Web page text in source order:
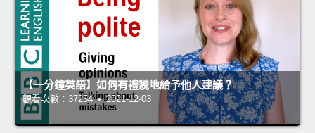
【一分鐘英語】如何有禮貌地給予他人建議？
觀看次數：37254 • 2021-12-03